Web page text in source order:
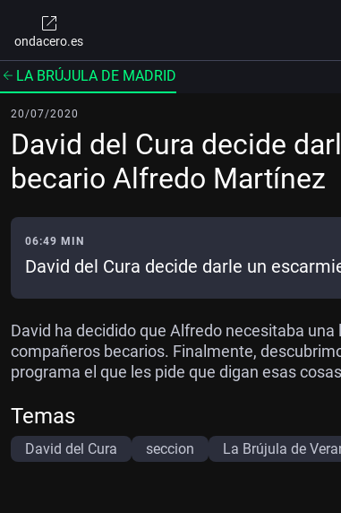
ondacero.es
LA BRÚJULA DE MADRID
20/07/2020
David del Cura decide
becario Alfredo Martínez
06:49 MIN
David del Cura decide darle un
David ha decidido que Alfredo necesitaba
compañeros becarios. Finalmente,
programa el que les pide que digan esas
Temas
David del Cura seccion La Brújula de